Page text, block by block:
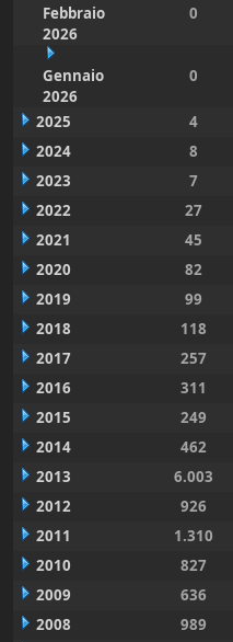
Febbraio
2026
0
Gennaio
2026
0
2025 4
2024
8
2023
7
2022
27
2021
45
2020
82
2019
99
2018
118
2017
257
2016
311
2015
249
2014
462
2013
6.003
2012
926
2011
1.310
2010
827
2009
636
2008
989